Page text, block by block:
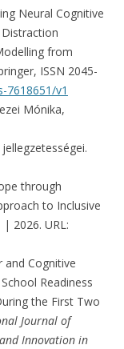
Neural Cognitive
from
ISSN 2045-
7618651/v1
Mónika,
through
to Inclusive
| 2026. URL:
and Cognitive
Readiness
the First Two
Journal of
Innovation in